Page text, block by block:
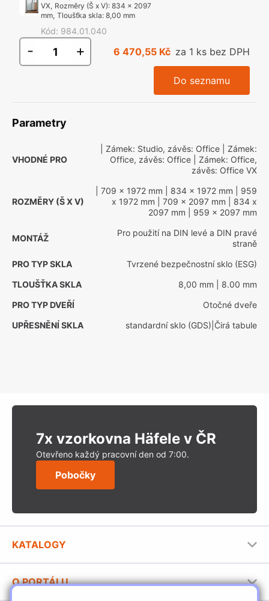
VX, Rozměry (Š x V): 834 x 2097
mm, Tloušťka skla: 8,00 mm
Kód: 984.01.040
- + 6 470,55 Kč za 1 ks bez DPH
Do seznamu
Parametry
VHODNÉ PRO
| Zámek: Studio, závěs: Office | Zámek:
Office, závěs: Office | Zámek: Office,
závěs: Office VX
ROZMĚRY (Š X V)
| 709 x 1972 mm | 834 x 1972 mm | 959
x 1972 mm | 709 x 2097 mm | 834 x
2097 mm | 959 x 2097 mm
MONTÁŽ
Pro použití na DIN levé a DIN pravé
straně
PRO TYP SKLA
Tvrzené bezpečnostní sklo (ESG)
TLOUŠŤKA SKLA
8,00 mm | 8.00 mm
PRO TYP DVEŘÍ
Otočné dveře
UPŘESNĚNÍ SKLA
standardní sklo (GDS)|Čirá tabule
7x vzorkovna Häfele v ČR
Otevřeno každý pracovní den od 7:00.
Pobočky
KATALOGY
Stavební katalog Häfele
O PORTÁLU